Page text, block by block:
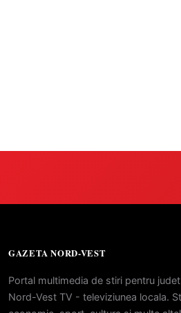
GAZETA NORD-VEST
Portal multimedia de stiri pentru
Nord-Vest TV - televiziunea locala.